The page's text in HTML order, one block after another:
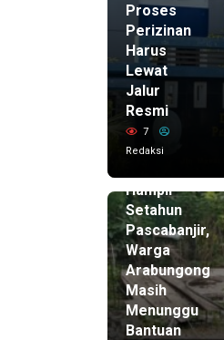
Proses
Perizinan
Harus
Lewat
Jalur
Resmi
7
Redaksi
Hampir
Setahun
Pascabanjir,
Warga
Arabungong
Masih
Menunggu
Bantuan